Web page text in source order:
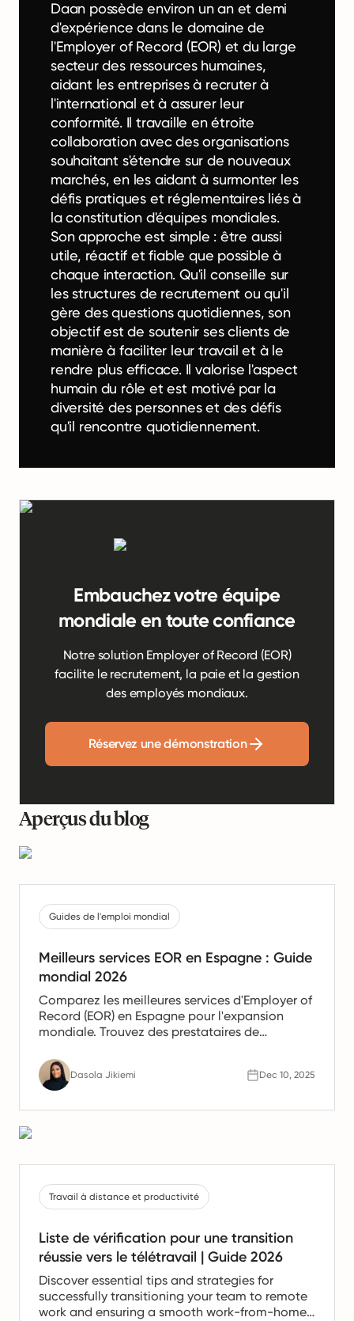
Daan possède environ un an et demi
d'expérience dans le domaine de
l'Employer of Record (EOR) et du large
secteur des ressources humaines,
aidant les entreprises à recruter à
l'international et à assurer leur
conformité. Il travaille en étroite
collaboration avec des organisations
souhaitant s'étendre sur de nouveaux
marchés, en les aidant à surmonter les
défis pratiques et réglementaires liés à
la constitution d'équipes mondiales.
Son approche est simple : être aussi
utile, réactif et fiable que possible à
chaque interaction. Qu'il conseille sur
les structures de recrutement ou qu'il
gère des questions quotidiennes, son
objectif est de soutenir ses clients de
manière à faciliter leur travail et à le
rendre plus efficace. Il valorise l'aspect
humain du rôle et est motivé par la
diversité des personnes et des défis
qu'il rencontre quotidiennement.
Embauchez votre équipe
mondiale en toute confiance
Notre solution Employer of Record (EOR)
facilite le recrutement, la paie et la gestion
des employés mondiaux.
Réservez une démonstration
Aperçus du blog
Guides de l'emploi mondial
Meilleurs services EOR en Espagne : Guide
mondial 2026
Comparez les meilleures services d'Employer of
Record (EOR) en Espagne pour l'expansion
mondiale. Trouvez des prestataires de
gestion des ressources humaines et de
conformité pour les équipes en Espagne.
Dasola Jikiemi Dec 10, 2025
Travail à distance et productivité
Liste de vérification pour une transition
réussie vers le télétravail | Guide 2026
Discover essential tips and strategies for
successfully transitioning your team to remote
work and ensuring a smooth work-from-home